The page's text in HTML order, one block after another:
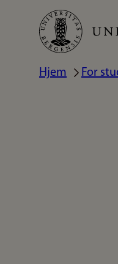
Hopp
hovedinnhold
Hjem For